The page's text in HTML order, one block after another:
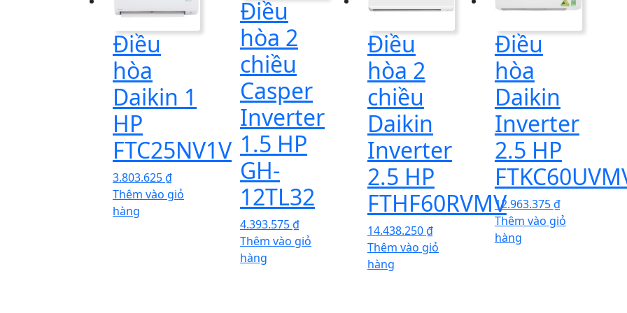
Điều
hòa
Daikin 1
HP
FTC25NV1V
3.803.625₫
Thêm vào giỏ
hàng
Điều
hòa 2
chiều
Casper
Inverter
1.5 HP
GH-
12TL32
4.393.575₫
Thêm vào giỏ
hàng
Điều
hòa 2
chiều
Daikin
Inverter
2.5 HP
FTHF60RVMV
14.438.250₫
Thêm vào giỏ
hàng
Điều
hòa
Daikin
Inverter
2.5 HP
12.963.375₫
Thêm vào giỏ
hàng